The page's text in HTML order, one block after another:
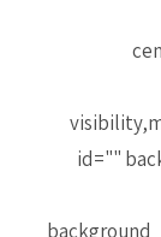
id=""